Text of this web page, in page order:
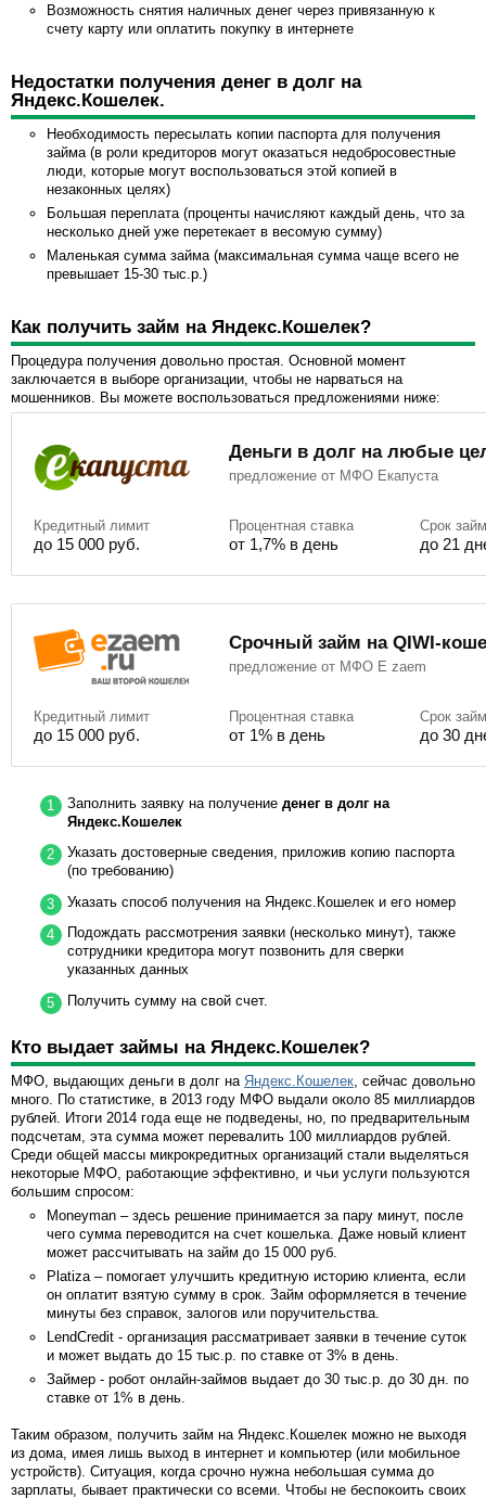
Возможность снятия наличных денег через привязанную к
счету карту или оплатить покупку в интернете
Недостатки получения денег в долг на
Яндекс.Кошелек.
Необходимость пересылать копии паспорта для получения
займа (в роли кредиторов могут оказаться недобросовестные
люди, которые могут воспользоваться этой копией в
незаконных целях)
Большая переплата (проценты начисляют каждый день, что за
несколько дней уже перетекает в весомую сумму)
Маленькая сумма займа (максимальная сумма чаще всего не
превышает 15-30 тыс.р.)
Как получить займ на Яндекс.Кошелек?
Процедура получения довольно простая. Основной момент
заключается в выборе организации, чтобы не нарваться на
мошенников. Вы можете воспользоваться предложениями ниже:
Деньги в долг на любые
предложение от МФО Eкапуста
Кредитный лимит
до 15 000 руб.
Процентная ставка
от 1,7% в день
Срок
до 21
Срочный займ на QIWI-
предложение от МФО E zaem
Кредитный лимит
до 15 000 руб.
Процентная ставка
от 1% в день
Срок
до 30
Заполнить заявку на получение денег в долг на
Яндекс.Кошелек
Указать достоверные сведения, приложив копию паспорта
(по требованию)
Указать способ получения на Яндекс.Кошелек и его номер
Подождать рассмотрения заявки (несколько минут), также
сотрудники кредитора могут позвонить для сверки
указанных данных
Получить сумму на свой счет.
Кто выдает займы на Яндекс.Кошелек?
МФО, выдающих деньги в долг на Яндекс.Кошелек, сейчас довольно
много. По статистике, в 2013 году МФО выдали около 85 миллиардов
рублей. Итоги 2014 года еще не подведены, но, по предварительным
подсчетам, эта сумма может перевалить 100 миллиардов рублей.
Среди общей массы микрокредитных организаций стали выделяться
некоторые МФО, работающие эффективно, и чьи услуги пользуются
большим спросом:
Moneyman – здесь решение принимается за пару минут, после
чего сумма переводится на счет кошелька. Даже новый клиент
может рассчитывать на займ до 15 000 руб.
Platiza – помогает улучшить кредитную историю клиента, если
он оплатит взятую сумму в срок. Займ оформляется в течение
минуты без справок, залогов или поручительства.
LendCredit - организация рассматривает заявки в течение суток
и может выдать до 15 тыс.р. по ставке от 3% в день.
Займер - робот онлайн-займов выдает до 30 тыс.р. до 30 дн. по
ставке от 1% в день.
Таким образом, получить займ на Яндекс.Кошелек можно не выходя
из дома, имея лишь выход в интернет и компьютер (или мобильное
устройств). Ситуация, когда срочно нужна небольшая сумма до
зарплаты, бывает практически со всеми. Чтобы не беспокоить своих